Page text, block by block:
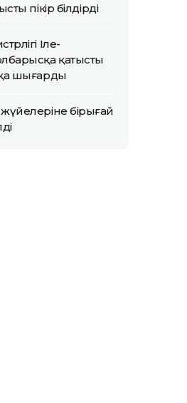
пікір білдірді
Іле-
қатысты
шығарды
бірыңғай